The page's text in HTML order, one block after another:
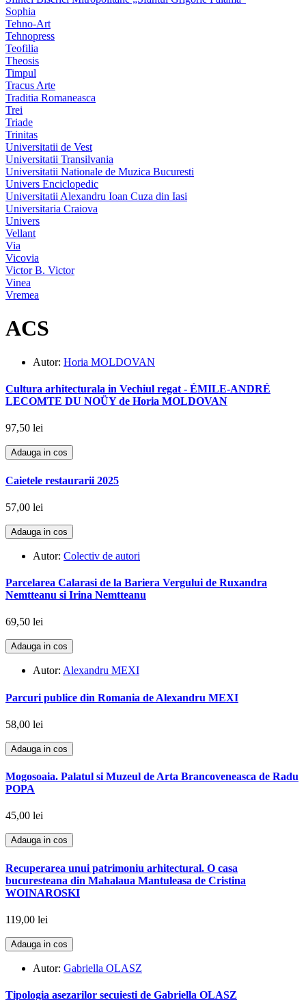
Sophia
Tehno-Art
Tehnopress
Teofilia
Theosis
Timpul
Tracus Arte
Traditia Romaneasca
Trei
Triade
Trinitas
Universitatii de Vest
Universitatii Transilvania
Universitatii Nationale de Muzica Bucuresti
Univers Enciclopedic
Universitatii Alexandru Ioan Cuza din Iasi
Universitaria Craiova
Univers
Vellant
Via
Vicovia
Victor B. Victor
Vinea
Vremea
ACS
Autor: Horia MOLDOVAN
Cultura arhitecturala in Vechiul regat - ÉMILE-ANDRÉ
LECOMTE DU NOÜY de Horia MOLDOVAN
97,50 lei
Adauga in cos
Caietele restaurarii 2025
57,00 lei
Adauga in cos
Autor: Colectiv de autori
Parcelarea Calarasi de la Bariera Vergului de Ruxandra
Nemtteanu si Irina Nemtteanu
69,50 lei
Adauga in cos
Autor: Alexandru MEXI
Parcuri publice din Romania de Alexandru MEXI
58,00 lei
Adauga in cos
Mogosoaia. Palatul si Muzeul de Arta Brancoveneasca de Radu
POPA
45,00 lei
Adauga in cos
Recuperarea unui patrimoniu arhitectural. O casa
bucuresteana din Mahalaua Mantuleasa de Cristina
WOINAROSKI
119,00 lei
Adauga in cos
Autor: Gabriella OLASZ
Tipologia asezarilor secuiesti de Gabriella OLASZ